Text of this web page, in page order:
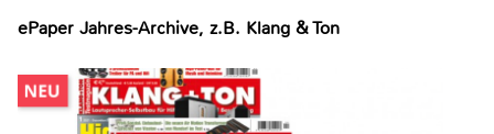
ePaper Jahres-Archive, z.B. Klang & Ton